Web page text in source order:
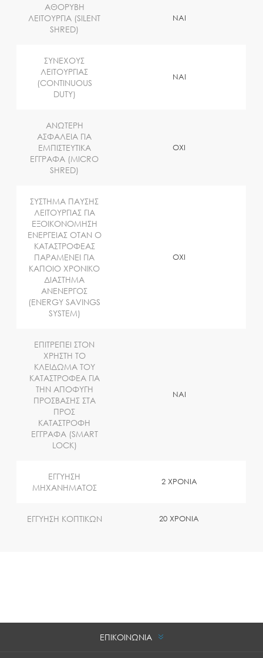
ΑΘΟΡΥΒΗ
ΛΕΙΤΟΥΡΓΙΑ (SILENT
SHRED)
NAI
ΣΥΝΕΧΟΥΣ
ΛΕΙΤΟΥΡΓΙΑΣ
(CONTINUOUS
DUTY)
NAI
ΑΝΩΤΕΡΗ
ΑΣΦΑΛΕΙΑ ΓΙΑ
ΕΜΠΙΣΤΕΥΤΙΚΑ
ΕΓΓΡΑΦΑ (MICRO
SHRED)
OXI
ΣΥΣΤΗΜΑ ΠΑΥΣΗΣ
ΛΕΙΤΟΥΡΓΙΑΣ ΓΙΑ
ΕΞΟΙΚΟΝΟΜΗΣΗ
ΕΝΕΡΓΕΙΑΣ ΟΤΑΝ Ο
ΚΑΤΑΣΤΡΟΦΕΑΣ
ΠΑΡΑΜΕΝΕΙ ΓΙΑ
ΚΑΠΟΙΟ ΧΡΟΝΙΚΟ
ΔΙΑΣΤΗΜΑ
ΑΝΕΝΕΡΓΟΣ
(ENERGY SAVINGS
SYSTEM)
OXI
ΕΠΙΤΡΕΠΕΙ ΣΤΟΝ
ΧΡΗΣΤΗ ΤΟ
ΚΛΕΙΔΩΜΑ ΤΟΥ
ΚΑΤΑΣΤΡΟΦΕΑ ΓΙΑ
ΤΗΝ ΑΠΟΦΥΓΗ
ΠΡΟΣΒΑΣΗΣ ΣΤΑ
ΠΡΟΣ
ΚΑΤΑΣΤΡΟΦΗ
ΕΓΓΡΑΦΑ (SMART
LOCK)
NAI
ΕΓΓΥΗΣΗ
ΜΗΧΑΝΗΜΑΤΟΣ
2 ΧΡΟΝΙΑ
ΕΓΓΥΗΣΗ ΚΟΠΤΙΚΩΝ 20 ΧΡΟΝΙΑ
ΕΠΙΚΟΙΝΩΝΙΑ